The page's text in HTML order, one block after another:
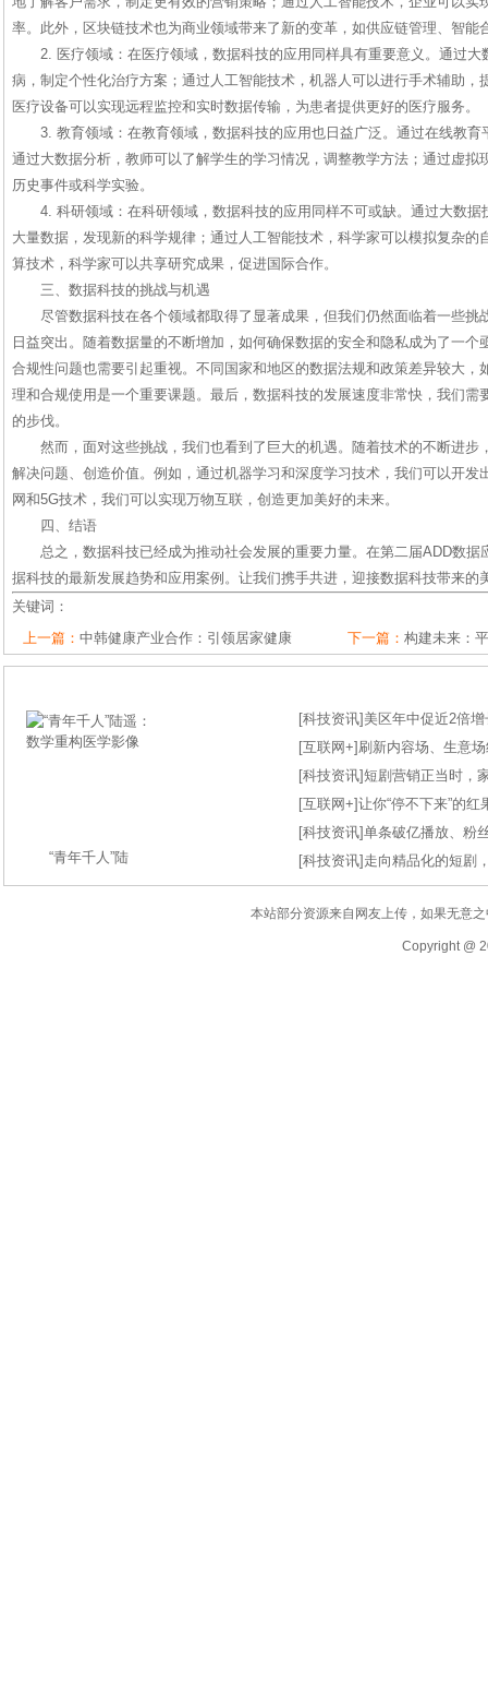
率。此外，区块链技术也为商业领域带来了新的变革，如供应链管理、智能
2. 医疗领域：在医疗领域，数据科技的应用同样具有重要意义。通过
病，制定个性化治疗方案；通过人工智能技术，机器人可以进行手术辅助，
医疗设备可以实现远程监控和实时数据传输，为患者提供更好的医疗服务。
3. 教育领域：在教育领域，数据科技的应用也日益广泛。通过在线教
通过大数据分析，教师可以了解学生的学习情况，调整教学方法；通过虚拟
历史事件或科学实验。
4. 科研领域：在科研领域，数据科技的应用同样不可或缺。通过大数
大量数据，发现新的科学规律；通过人工智能技术，科学家可以模拟复杂的
算技术，科学家可以共享研究成果，促进国际合作。
三、数据科技的挑战与机遇
尽管数据科技在各个领域都取得了显著成果，但我们仍然面临着一些挑
日益突出。随着数据量的不断增加，如何确保数据的安全和隐私成为了一
合规性问题也需要引起重视。不同国家和地区的数据法规和政策差异较大，
理和合规使用是一个重要课题。最后，数据科技的发展速度非常快，我们需
的步伐。
然而，面对这些挑战，我们也看到了巨大的机遇。随着技术的不断进步
解决问题、创造价值。例如，通过机器学习和深度学习技术，我们可以开发
网和5G技术，我们可以实现万物互联，创造更加美好的未来。
四、结语
总之，数据科技已经成为推动社会发展的重要力量。在第二届ADD数
据科技的最新发展趋势和应用案例。让我们携手共进，迎接数据科技带来的
关键词：
上一篇： 中韩健康产业合作：引领居家健康 下一篇： 构建未来：
“青年千人”陆
[科技资讯] 美区年中促近2倍
[互联网+] 刷新内容场、生意
[科技资讯]短剧营销正当时，
[互联网+]让你“停不下来”的
[科技资讯]单条破亿播放、粉
[科技资讯] 走向精品化的短剧
本站部分资源来自网友上传，如果无意
Copyright @